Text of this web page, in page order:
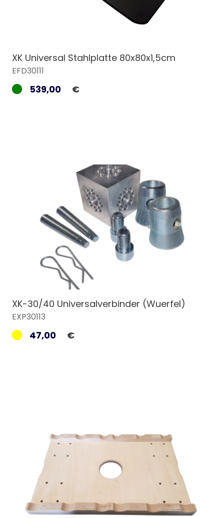
XK Universal Stahlplatte 80x80x1,5cm
EFD30111
539,00 €
XK-30/40 Universalverbinder (Wuerfel)
EXP30113
47,00 €